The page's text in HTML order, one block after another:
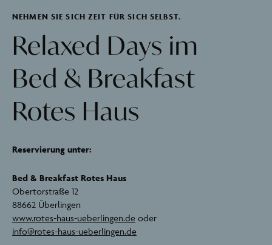
NEHMEN SIE SICH ZEIT FÜR SICH SELBST.
Relaxed Days im
Bed & Breakfast
Rotes Haus
Reservierung unter:
Bed & Breakfast Rotes Haus
Obertorstraße 12
88662 Überlingen
www.rotes-haus-ueberlingen.de oder
info@rotes-haus-ueberlingen.de